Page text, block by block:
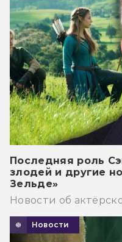
Последняя роль
злодей и другие
Зельде»
Новости об
Новости